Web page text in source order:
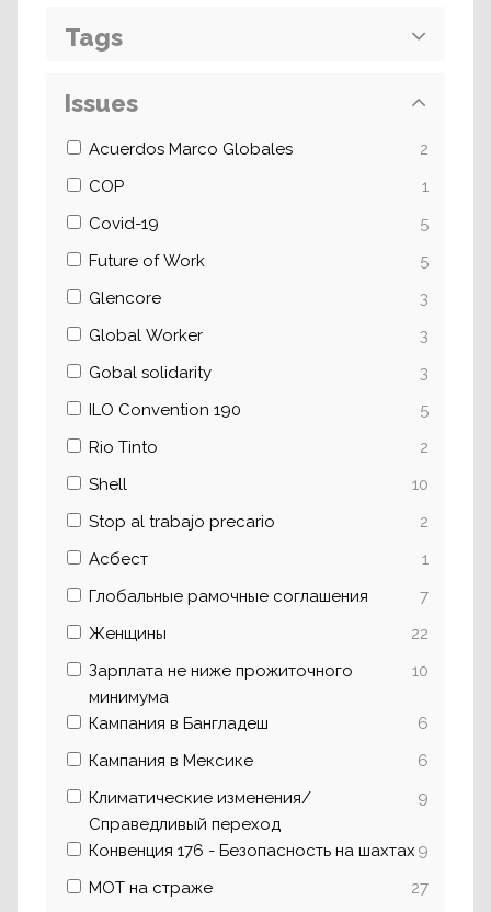
Tags
Issues
Acuerdos Marco Globales
2
COP
1
Covid-19
5
Future of Work
5
Glencore
3
Global Worker
3
Gobal solidarity
3
ILO Convention 190
5
Rio Tinto
2
Shell
10
Stop al trabajo precario
2
Асбест
1
Глобальные рамочные соглашения
7
Женщины
22
Зарплата не ниже прожиточного
минимума
10
Кампания в Бангладеш
6
Кампания в Мексике
6
Климатические изменения/
Справедливый переход
9
Конвенция 176 - Безопасность на шахтах 9
МОТ на страже
27